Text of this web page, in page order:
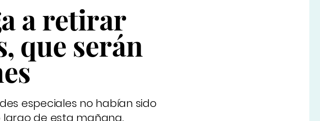
a retirar
que serán
especiales no habían sido
largo de esta mañana.